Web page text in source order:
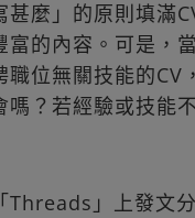
甚麼」的原則填滿
富的內容。可是，
職位無關技能的CV
嗎？若經驗或技能
Threads」上發文